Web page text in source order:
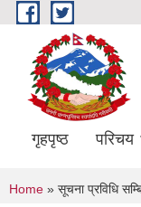
Skip to main content
गृहपृष्ठ परिचय
You are
Home » सूचना प्रविधि